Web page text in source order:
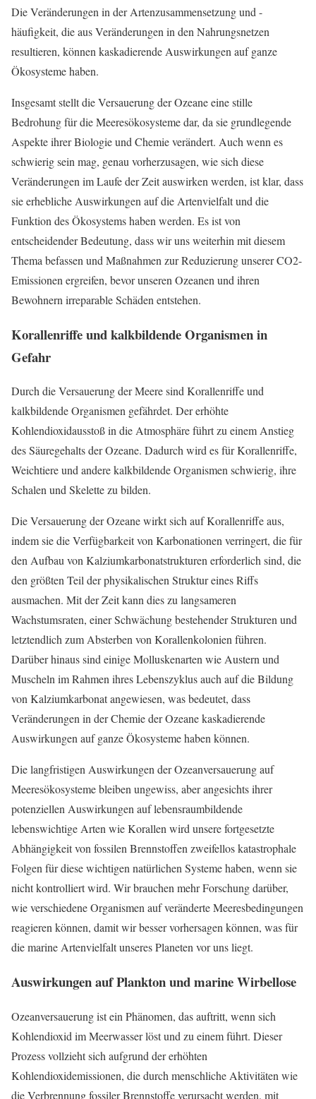
Die Veränderungen in der Artenzusammensetzung und -
häufigkeit, die aus Veränderungen in den Nahrungsnetzen
resultieren, können kaskadierende Auswirkungen auf ganze
Ökosysteme haben.
Insgesamt stellt die Versauerung der Ozeane eine stille
Bedrohung für die Meeresökosysteme dar, da sie grundlegende
Aspekte ihrer Biologie und Chemie verändert. Auch wenn es
schwierig sein mag, genau vorherzusagen, wie sich diese
Veränderungen im Laufe der Zeit auswirken werden, ist klar, dass
sie erhebliche Auswirkungen auf die Artenvielfalt und die
Funktion des Ökosystems haben werden. Es ist von
entscheidender Bedeutung, dass wir uns weiterhin mit diesem
Thema befassen und Maßnahmen zur Reduzierung unserer CO2-
Emissionen ergreifen, bevor unseren Ozeanen und ihren
Bewohnern irreparable Schäden entstehen.
Korallenriffe und kalkbildende Organismen in
Gefahr
Durch die Versauerung der Meere sind Korallenriffe und
kalkbildende Organismen gefährdet. Der erhöhte
Kohlendioxidausstoß in die Atmosphäre führt zu einem Anstieg
des Säuregehalts der Ozeane. Dadurch wird es für Korallenriffe,
Weichtiere und andere kalkbildende Organismen schwierig, ihre
Schalen und Skelette zu bilden.
Die Versauerung der Ozeane wirkt sich auf Korallenriffe aus,
indem sie die Verfügbarkeit von Karbonationen verringert, die für
den Aufbau von Kalziumkarbonatstrukturen erforderlich sind, die
den größten Teil der physikalischen Struktur eines Riffs
ausmachen. Mit der Zeit kann dies zu langsameren
Wachstumsraten, einer Schwächung bestehender Strukturen und
letztendlich zum Absterben von Korallenkolonien führen.
Darüber hinaus sind einige Molluskenarten wie Austern und
Muscheln im Rahmen ihres Lebenszyklus auch auf die Bildung
von Kalziumkarbonat angewiesen, was bedeutet, dass
Veränderungen in der Chemie der Ozeane kaskadierende
Auswirkungen auf ganze Ökosysteme haben können.
Die langfristigen Auswirkungen der Ozeanversauerung auf
Meeresökosysteme bleiben ungewiss, aber angesichts ihrer
potenziellen Auswirkungen auf lebensraumbildende
lebenswichtige Arten wie Korallen wird unsere fortgesetzte
Abhängigkeit von fossilen Brennstoffen zweifellos katastrophale
Folgen für diese wichtigen natürlichen Systeme haben, wenn sie
nicht kontrolliert wird. Wir brauchen mehr Forschung darüber,
wie verschiedene Organismen auf veränderte Meeresbedingungen
reagieren können, damit wir besser vorhersagen können, was für
die marine Artenvielfalt unseres Planeten vor uns liegt.
Auswirkungen auf Plankton und marine Wirbellose
Ozeanversauerung ist ein Phänomen, das auftritt, wenn sich
Kohlendioxid im Meerwasser löst und zu einem führt. Dieser
Prozess vollzieht sich aufgrund der erhöhten
Kohlendioxidemissionen, die durch menschliche Aktivitäten wie
die Verbrennung fossiler Brennstoffe verursacht werden, mit